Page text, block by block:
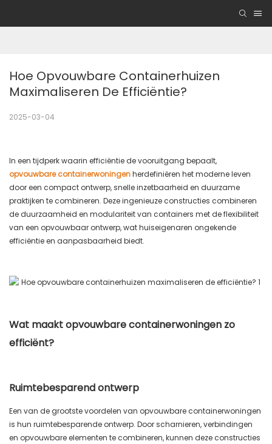
Hoe Opvouwbare Containerhuizen
Maximaliseren De Efficiëntie?
2025-03-04
In een tijdperk waarin efficiëntie de vooruitgang bepaalt,
opvouwbare containerwoningenherdefiniëren het moderne leven
door een compact ontwerp, snelle inzetbaarheid en duurzame
praktijken te combineren. Deze ingenieuze constructies combineren
de duurzaamheid en modulariteit van containers met de flexibiliteit
van een opvouwbaar ontwerp, wat huiseigenaren ongekende
efficiëntie en aanpasbaarheid biedt.
Wat maakt opvouwbare containerwoningen zo
efficiënt?
Ruimtebesparend ontwerp
Een van de grootste voordelen van opvouwbare containerwoningen
is hun ruimtebesparende ontwerp. Door scharnieren, verbindingen
en opvouwbare elementen te combineren, kunnen deze constructies